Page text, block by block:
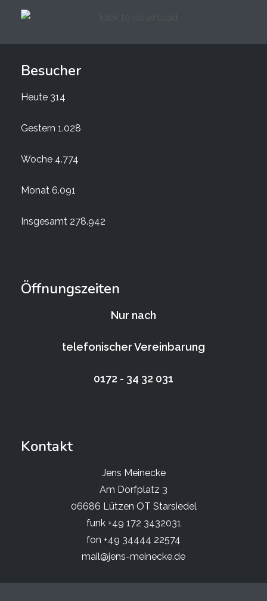
Besucher
Heute 314
Gestern 1.028
Woche 4.774
Monat 6.091
Insgesamt 278.942
Öffnungszeiten
Nur nach
telefonischer Vereinbarung
0172 - 34 32 031
Kontakt
Jens Meinecke
Am Dorfplatz 3
06686 Lützen OT Starsiedel
funk +49 172 3432031
fon +49 34444 22574
mail@jens-meinecke.de